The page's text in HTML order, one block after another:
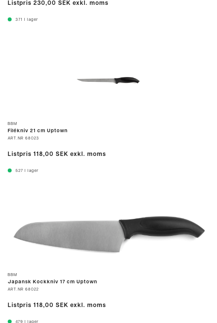
Listpris 230,00 SEK exkl. moms
371 I lager
BBM
Filékniv 21 cm Uptown
ART.NR 68023
Listpris 118,00 SEK exkl. moms
527 I lager
BBM
Japansk Kockkniv 17 cm Uptown
ART.NR 68022
Listpris 118,00 SEK exkl. moms
479 I lager